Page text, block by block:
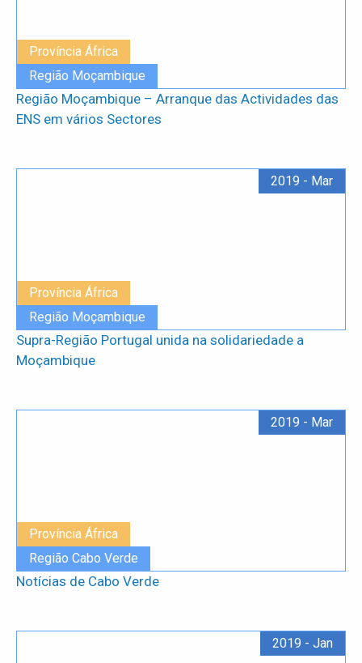
Província África
Região Moçambique
Região Moçambique – Arranque das Actividades das
ENS em vários Sectores
Província África
Região Moçambique
2019 - Mar
Supra-Região Portugal unida na solidariedade a
Moçambique
Província África
Região Cabo Verde
2019 - Mar
Notícias de Cabo Verde
2019 - Jan